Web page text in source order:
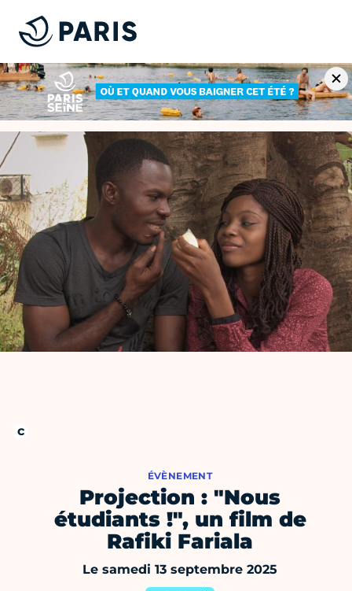
ÉVÈNEMENT
Projection : "Nous
étudiants !", un film de
Rafiki Fariala
Le samedi 13 septembre 2025